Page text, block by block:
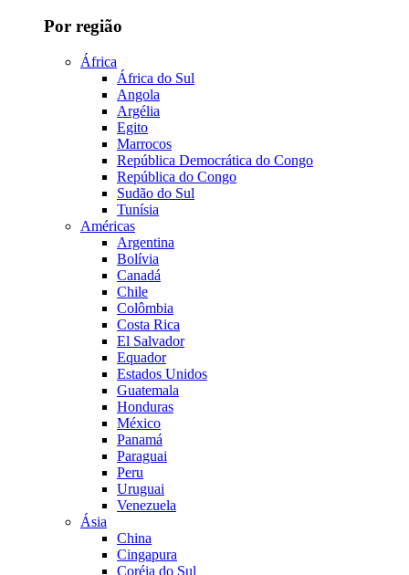
Por região
África
África do Sul
Angola
Argélia
Egito
Marrocos
República Democrática do Congo
República do Congo
Sudão do Sul
Tunísia
Américas
Argentina
Bolívia
Canadá
Chile
Colômbia
Costa Rica
El Salvador
Equador
Estados Unidos
Guatemala
Honduras
México
Panamá
Paraguai
Peru
Uruguai
Venezuela
Ásia
China
Cingapura
Coréia do Sul